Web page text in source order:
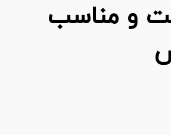
و مناسب